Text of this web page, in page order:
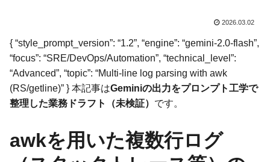
2026.03.02
{ “style_prompt_version”: “1.2”, “engine”: “gemini-2.0-flash”,
“focus”: “SRE/DevOps/Automation”, “technical_level”:
“Advanced”, “topic”: “Multi-line log parsing with awk
(RS/getline)” } 本記事はGeminiの出力をプロンプト工学で
整理した業務ドラフト（未検証） です。
awkを用いた複数行ログ